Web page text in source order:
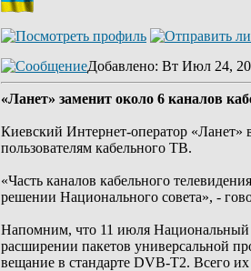
Добавлено: Вт Июл 24,
«Ланет» заменит около 6 каналов
Киевский Интернет-оператор «Ланет»
пользователям кабельного ТВ.
«Часть каналов кабельного
решении Национального совета», -
Напомним, что 11 июля Национальный
расширении пакетов универсальной
вещание в стандарте DVB-T2. Всего